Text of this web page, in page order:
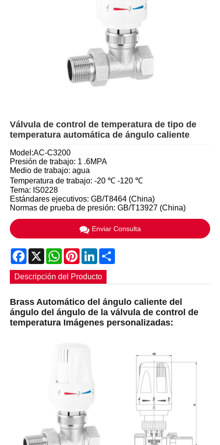
Válvula de control de temperatura de tipo de
temperatura automática de ángulo caliente
Model:AC-C3200
Presión de trabajo: 1 .6MPA
Medio de trabajo: agua
Temperatura de trabajo: -20 ℃ -120 ℃
Tema: IS0228
Estándares ejecutivos: GB/T8464 (China)
Normas de prueba de presión: GB/T13927 (China)
Enviar Consulta
Facebook
X WhatsApp
PinterestLinkedIn
Descripción del Producto
Brass Automático del ángulo caliente del
ángulo del ángulo de la válvula de control de
temperatura Imágenes personalizadas: